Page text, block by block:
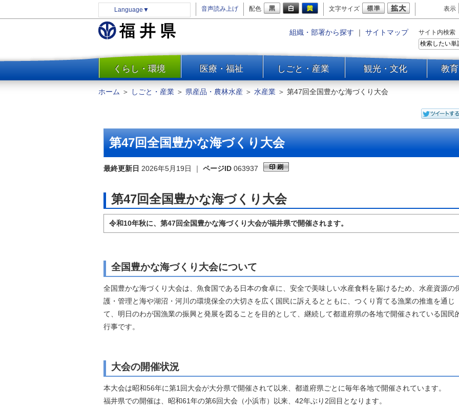
Language ▼ 音声読み上げ 配色 文字サイズ 表示
組織・部署から探す ｜ サイトマップ サイト内検索
一覧
くらし・環境 医療・福祉 しごと・産業 観光・文化 教
防災
水道・エネルギー
住まい・土地
環境問題・廃棄物対策・リサ
イクル
まちづくり
交通・道路
河川・砂防・港湾
ホーム ＞ しごと・産業 ＞ 県産品・農林水産 ＞ 水産業 ＞ 第47回全国豊かな海づくり大会
第47回全国豊かな海づくり大会
最終更新日 2026年5月19日 ｜ ページID 063937
第47回全国豊かな海づくり大会
令和10年秋に、第47回全国豊かな海づくり大会が福井県で開催されます。
全国豊かな海づくり大会について
全国豊かな海づくり大会は、魚食国である日本の食卓に、安全で美味しい水産食料を届けるため、水産資源の
護・管理と海や湖沼・河川の環境保全の大切さを広く国民に訴えるとともに、つくり育てる漁業の推進を通じ
て、明日のわが国漁業の振興と発展を図ることを目的として、継続して都道府県の各地で開催されている国民
行事です。
大会の開催状況
本大会は昭和56年に第1回大会が大分県で開催されて以来、都道府県ごとに毎年各地で開催されています。
福井県での開催は、昭和61年の第6回大会（小浜市）以来、42年ぶり2回目となります。